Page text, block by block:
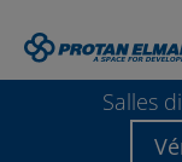
Salles